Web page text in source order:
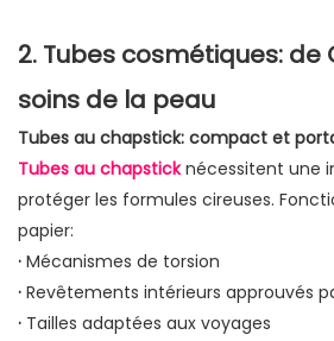
2. Tubes cosmétiques: de
soins de la peau
Tubes au chapstick: compact et
Tubes au chapsticknécessitent une
protéger les formules cireuses.
papier:
· Mécanismes de torsion
· Revêtements intérieurs approuvés
· Tailles adaptées aux voyages